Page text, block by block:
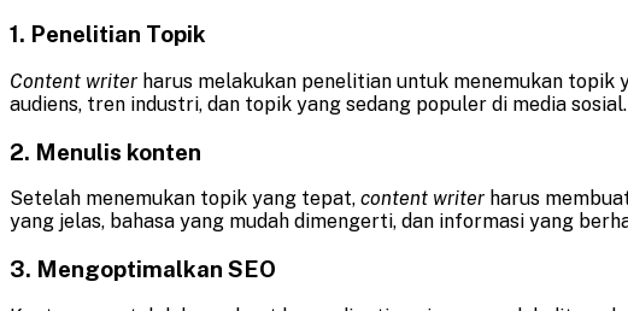
1. Penelitian Topik
Content writer harus melakukan penelitian untuk menemukan
audiens, tren industri, dan topik yang sedang populer di media sosial.
2. Menulis konten
Setelah menemukan topik yang tepat, content writer harus
yang jelas, bahasa yang mudah dimengerti, dan informasi yang
3. Mengoptimalkan SEO